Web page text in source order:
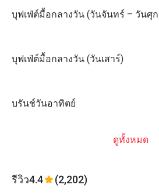
บุฟเฟ่ต์มื้อกลางวัน (วันจันทร์ – วันศุ
บุฟเฟ่ต์มื้อกลางวัน (วันเสาร์)
บรันช์วันอาทิตย์
ดูทั้งหมด
รีวิว4.4 (2,202)